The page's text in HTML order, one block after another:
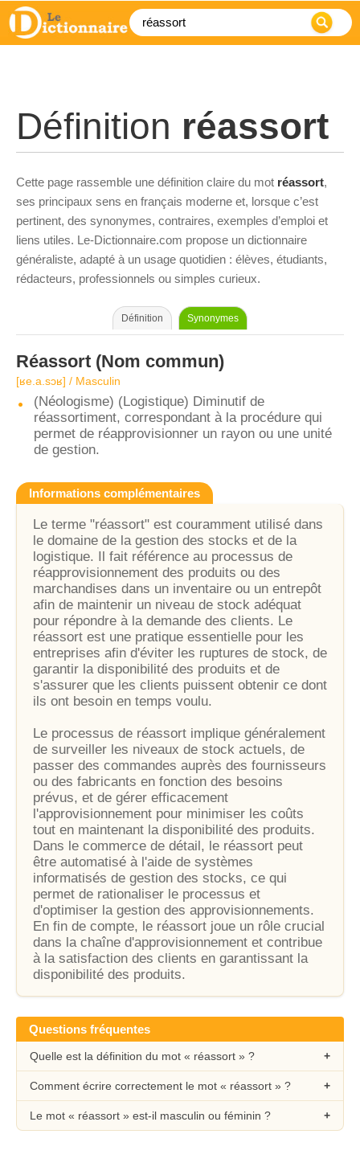
Définition réassort
Cette page rassemble une définition claire du mot réassort,
ses principaux sens en français moderne et, lorsque c’est
pertinent, des synonymes, contraires, exemples d’emploi et
liens utiles. Le-Dictionnaire.com propose un dictionnaire
généraliste, adapté à un usage quotidien : élèves, étudiants,
rédacteurs, professionnels ou simples curieux.
Définition Synonymes
Réassort (Nom commun)
[ʁe.a.sɔʁ] / Masculin
(Néologisme) (Logistique) Diminutif de
réassortiment, correspondant à la procédure qui
permet de réapprovisionner un rayon ou une unité
de gestion.
Informations complémentaires
Le terme "réassort" est couramment utilisé dans
le domaine de la gestion des stocks et de la
logistique. Il fait référence au processus de
réapprovisionnement des produits ou des
marchandises dans un inventaire ou un entrepôt
afin de maintenir un niveau de stock adéquat
pour répondre à la demande des clients. Le
réassort est une pratique essentielle pour les
entreprises afin d'éviter les ruptures de stock, de
garantir la disponibilité des produits et de
s'assurer que les clients puissent obtenir ce dont
ils ont besoin en temps voulu.
Le processus de réassort implique généralement
de surveiller les niveaux de stock actuels, de
passer des commandes auprès des fournisseurs
ou des fabricants en fonction des besoins
prévus, et de gérer efficacement
l'approvisionnement pour minimiser les coûts
tout en maintenant la disponibilité des produits.
Dans le commerce de détail, le réassort peut
être automatisé à l'aide de systèmes
informatisés de gestion des stocks, ce qui
permet de rationaliser le processus et
d'optimiser la gestion des approvisionnements.
En fin de compte, le réassort joue un rôle crucial
dans la chaîne d'approvisionnement et contribue
à la satisfaction des clients en garantissant la
disponibilité des produits.
Questions fréquentes
Quelle est la définition du mot « réassort » ?
Comment écrire correctement le mot « réassort » ?
Le mot « réassort » est-il masculin ou féminin ?